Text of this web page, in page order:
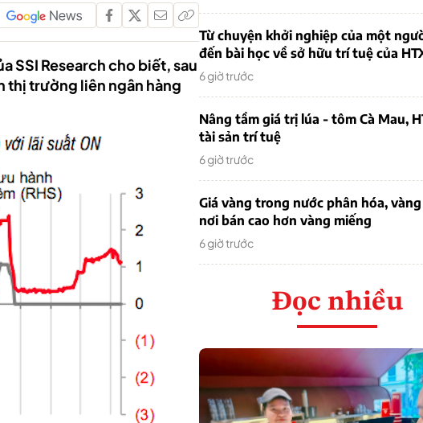
SSI Research cho biết, sau
thị trường liên ngân hàng
Từ chuyện khởi nghiệp của một
đến bài học về sở hữu trí tuệ của
6 giờ trước
Nâng tầm giá trị lúa - tôm Cà Mau,
tài sản trí tuệ
6 giờ trước
Giá vàng trong nước phân hóa,
nơi bán cao hơn vàng miếng
6 giờ trước
Đọc nhiều